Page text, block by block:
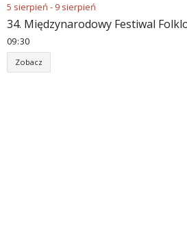
5 sierpień - 9 sierpień
34. Międzynarodowy Festiwal
09:30
Zobacz